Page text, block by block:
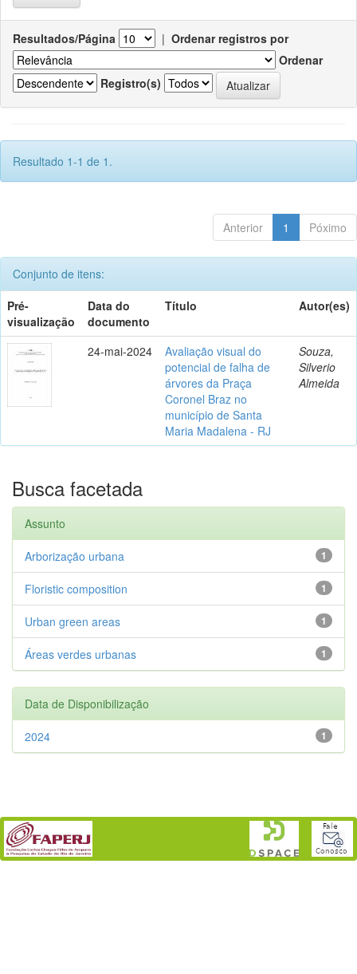
Resultados/Página | Ordenar registros por
Ordenar
Registro(s)
Resultado 1-1 de 1.
Anterior 1 Póximo
Conjunto de itens:
Pré-
visualização
Data do
documento
Título Autor(es)
24-mai-2024
Avaliação visual do
potencial de falha de
árvores da Praça
Coronel Braz no
município de Santa
Maria Madalena - RJ
Souza,
Silverio
Almeida
Busca facetada
Assunto
1
Arborização urbana
1
Floristic composition
1
Urban green areas
1
Áreas verdes urbanas
Data de Disponibilização
1
2024